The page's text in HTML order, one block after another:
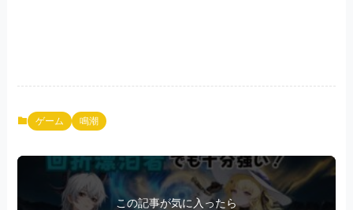
ゲーム 鳴潮
この記事が気に入ったら